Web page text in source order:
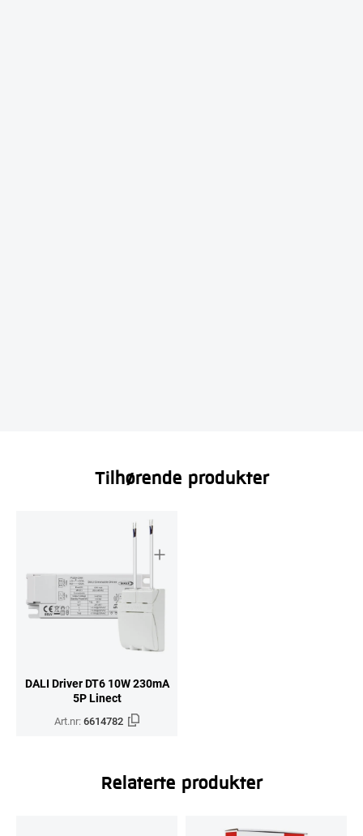
Tilhørende produkter
DALI Driver DT6 10W 230mA
5P Linect
Art.nr:6614782
Relaterte produkter